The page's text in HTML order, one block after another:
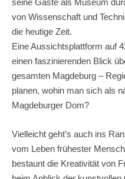
von Wissenschaft und
die heutige Zeit.
Eine Aussichtsplattform auf
einen faszinierenden Blick
gesamten Magdeburg –
planen, wohin man sich als
Magdeburger Dom?
Vielleicht geht’s auch ins
vom Leben frühester
bestaunt die Kreativität von